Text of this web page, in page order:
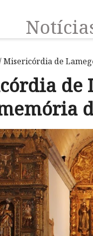
Misericórdia de
de